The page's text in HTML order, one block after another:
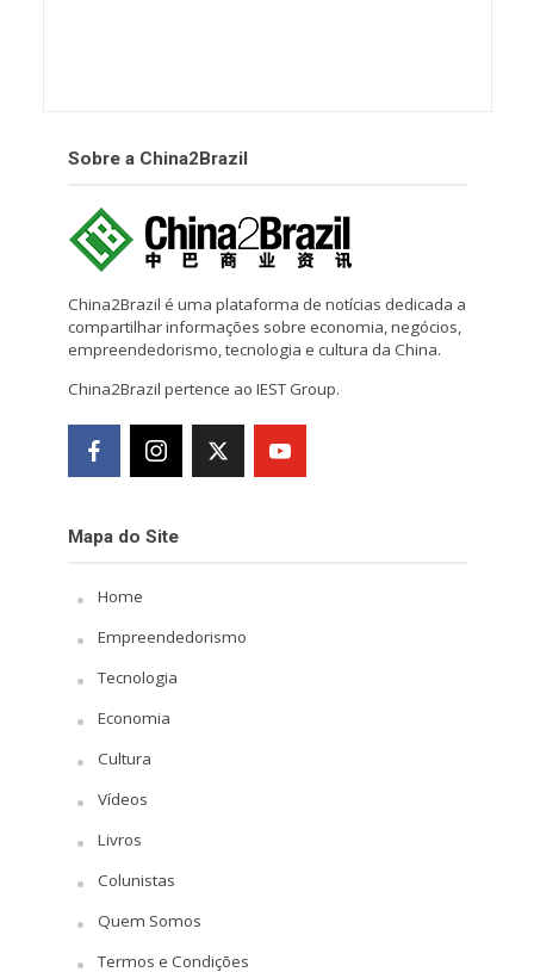
Sobre a China2Brazil
China2Brazil é uma plataforma de notícias dedicada a
compartilhar informações sobre economia, negócios,
empreendedorismo, tecnologia e cultura da China.
China2Brazil pertence ao IEST Group.
Mapa do Site
Home
Empreendedorismo
Tecnologia
Economia
Cultura
Vídeos
Livros
Colunistas
Quem Somos
Termos e Condições